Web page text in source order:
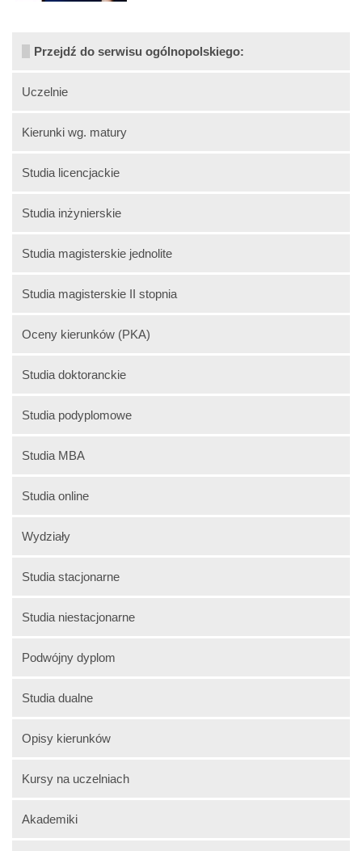
Przejdź do serwisu ogólnopolskiego:
Uczelnie
Kierunki wg. matury
Studia licencjackie
Studia inżynierskie
Studia magisterskie jednolite
Studia magisterskie II stopnia
Oceny kierunków (PKA)
Studia doktoranckie
Studia podyplomowe
Studia MBA
Studia online
Wydziały
Studia stacjonarne
Studia niestacjonarne
Podwójny dyplom
Studia dualne
Opisy kierunków
Kursy na uczelniach
Akademiki